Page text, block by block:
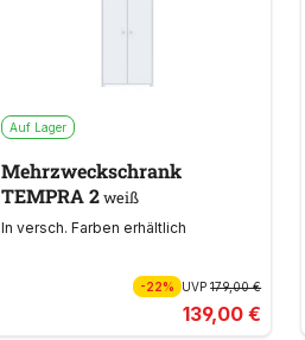
Auf Lager
Mehrzweckschrank
TEMPRA 2weiß
In versch. Farben erhältlich
-22% UVP179,00 €
139,00 €